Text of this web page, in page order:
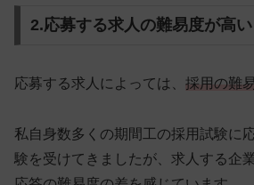
2.応募する求人の難易度が高い
応募する求人によっては、 採用の難
私自身数多くの期間工の採用試験に
験を受けてきましたが、求人する企